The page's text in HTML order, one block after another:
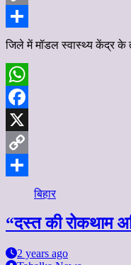
Copy
Link
Share
जिले में मॉडल स्वास्थ्य केंद्र के
WhatsApp
Facebook
X
Copy
बिहार
“दस्त की रोकथाम
2 years ago